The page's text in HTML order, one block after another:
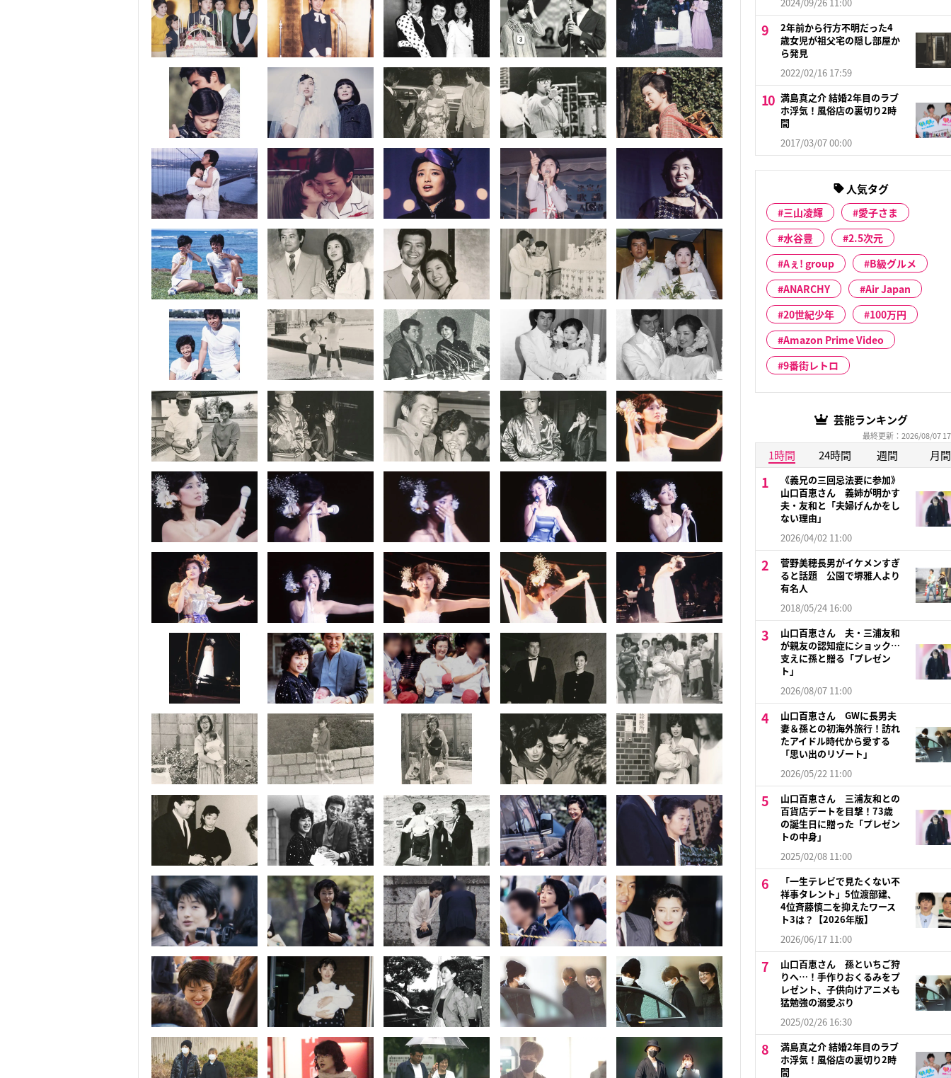
2年前から行方不明だった4
歳女児が祖父宅の隠し部屋か
ら発見
2022/02/16 17:59
満島真之介 結婚2年目のラブ
ホ浮気！風俗店の裏切り2時
間
2017/03/07 00:00
人気タグ
三山凌輝
愛子さま
水谷豊
2.5次元
Aぇ! group
B級グルメ
ANARCHY
Air Japan
20世紀少年
100万円
Amazon Prime Video
9番街レトロ
芸能ランキング
最終更新：2026/08/07
1時間 24時間 週間 月間
《義兄の三回忌法要に参加》
山口百恵さん 義姉が明かす
夫・友和と「夫婦げんかをし
ない理由」
2026/04/02 11:00
菅野美穂長男がイケメンすぎ
ると話題 公園で堺雅人より
有名人
2018/05/24 16:00
山口百恵さん 夫・三浦友和
が親友の認知症にショック…
支えに孫と贈る「プレゼン
ト」
2026/08/07 11:00
山口百恵さん GWに長男夫
妻＆孫との初海外旅行！訪れ
たアイドル時代から愛する
「思い出のリゾート」
2026/05/22 11:00
山口百恵さん 三浦友和との
百貨店デートを目撃！73歳
の誕生日に贈った「プレゼン
トの中身」
2025/02/08 11:00
「一生テレビで見たくない不
祥事タレント」5位渡部建、
4位斉藤慎二を抑えたワース
ト3は？【2026年版】
2026/06/17 11:00
山口百恵さん 孫といちご狩
りへ…！手作りおくるみをプ
レゼント、子供向けアニメも
猛勉強の溺愛ぶり
2025/02/26 16:30
満島真之介 結婚2年目のラブ
ホ浮気！風俗店の裏切り2時
間